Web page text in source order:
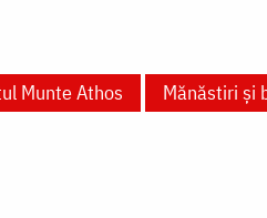
Munte Athos
Mănăstiri și